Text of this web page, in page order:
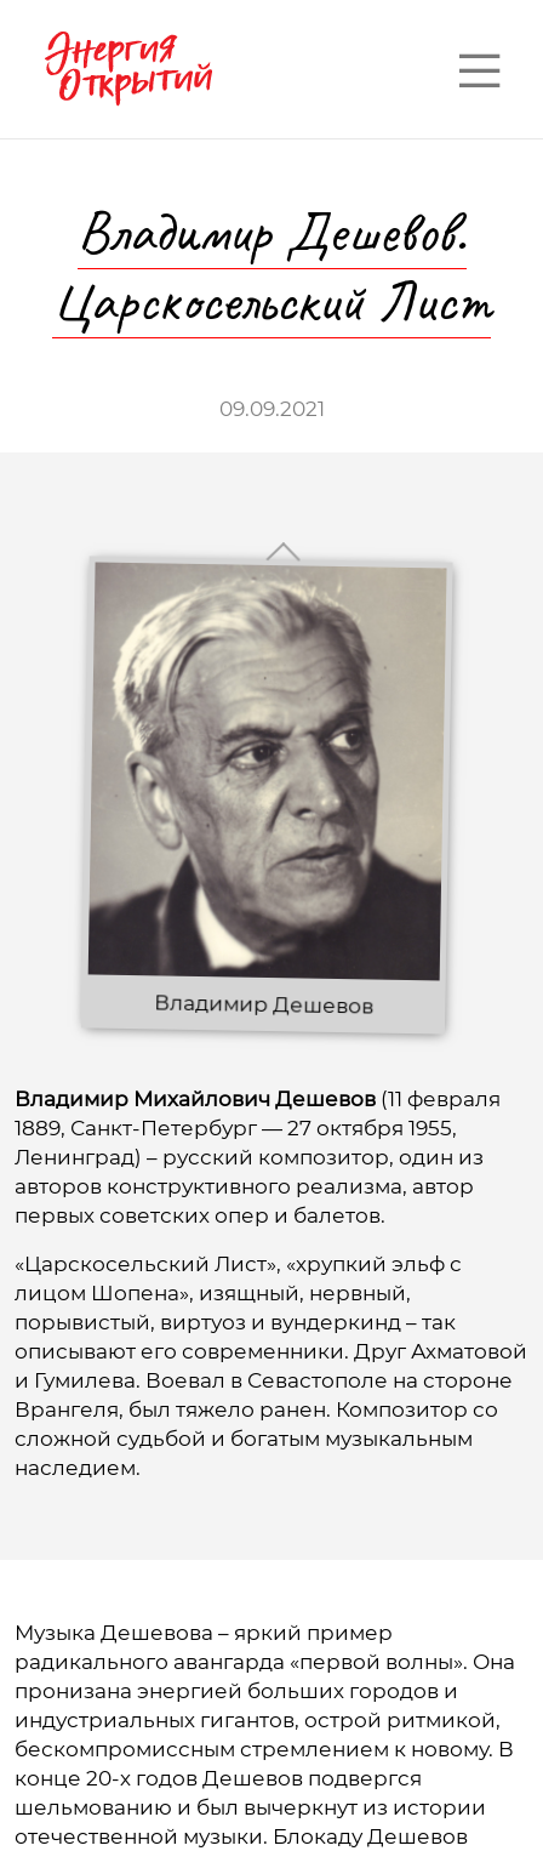
—
—
—
Владимир Дешевов.
Царскосельский Лист
09.09.2021
Владимир Дешевов
Владимир Михайлович Дешевов (11 февраля
1889, Санкт-Петербург — 27 октября 1955,
Ленинград) – русский композитор, один из
авторов конструктивного реализма, автор
первых советских опер и балетов.
«Царскосельский Лист», «хрупкий эльф с
лицом Шопена», изящный, нервный,
порывистый, виртуоз и вундеркинд – так
описывают его современники. Друг Ахматовой
и Гумилева. Воевал в Севастополе на стороне
Врангеля, был тяжело ранен. Композитор со
сложной судьбой и богатым музыкальным
наследием.
Музыка Дешевова – яркий пример
радикального авангарда «первой волны». Она
пронизана энергией больших городов и
индустриальных гигантов, острой ритмикой,
бескомпромиссным стремлением к новому. В
конце 20-х годов Дешевов подвергся
шельмованию и был вычеркнут из истории
отечественной музыки. Блокаду Дешевов